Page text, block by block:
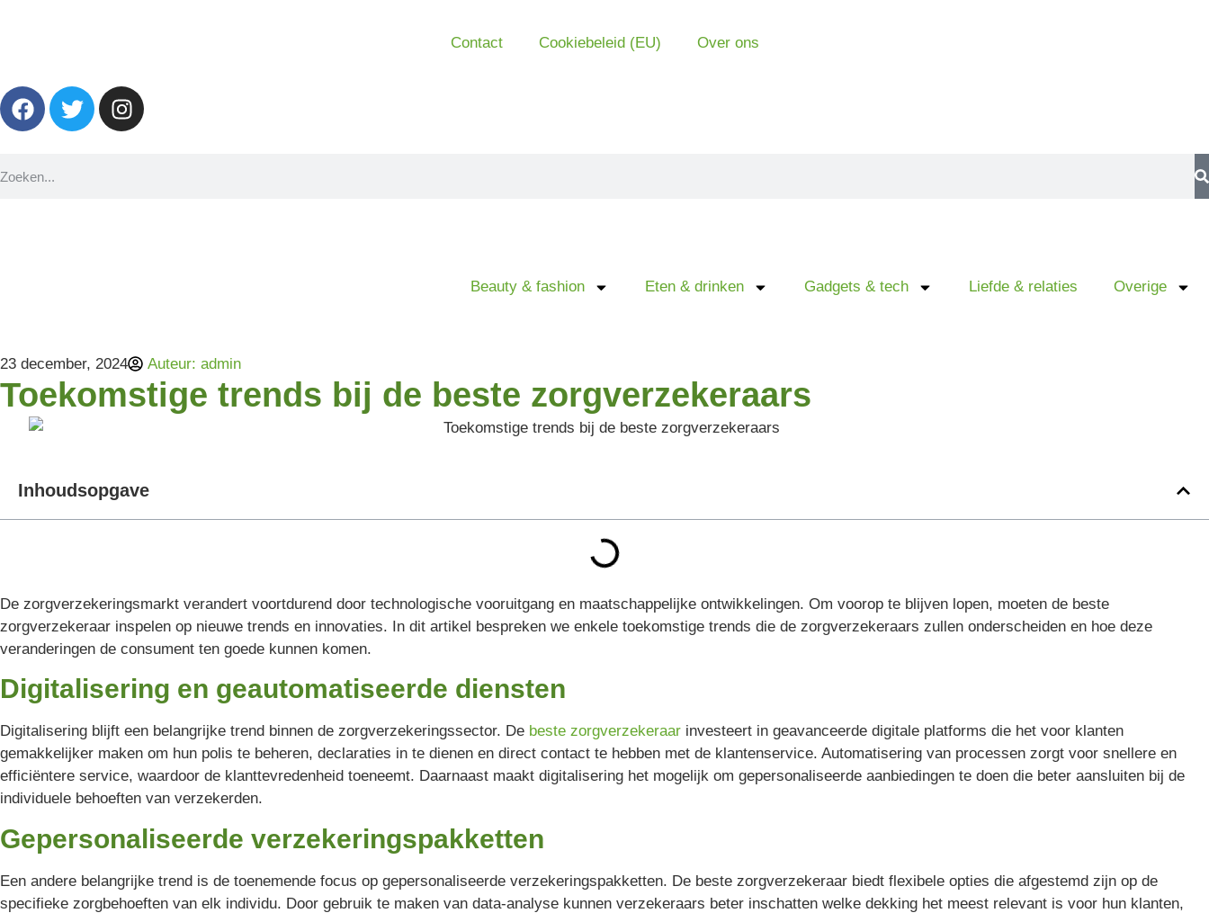
Contact Cookiebeleid (EU) Over ons
Beauty & fashion Eten & drinken Gadgets & tech Liefde & relaties Overige
23 december, 2024 Auteur: admin
Toekomstige trends bij de beste zorgverzekeraars
Inhoudsopgave
De zorgverzekeringsmarkt verandert voortdurend door technologische vooruitgang en maatschappelijke ontwikkelingen. Om voorop te blijven lopen, moeten de beste
zorgverzekeraar inspelen op nieuwe trends en innovaties. In dit artikel bespreken we enkele toekomstige trends die de zorgverzekeraars zullen onderscheiden en hoe deze
veranderingen de consument ten goede kunnen komen.
Digitalisering en geautomatiseerde diensten
Digitalisering blijft een belangrijke trend binnen de zorgverzekeringssector. De beste zorgverzekeraar investeert in geavanceerde digitale platforms die het voor klanten
gemakkelijker maken om hun polis te beheren, declaraties in te dienen en direct contact te hebben met de klantenservice. Automatisering van processen zorgt voor snellere en
efficiëntere service, waardoor de klanttevredenheid toeneemt. Daarnaast maakt digitalisering het mogelijk om gepersonaliseerde aanbiedingen te doen die beter aansluiten bij de
individuele behoeften van verzekerden.
Gepersonaliseerde verzekeringspakketten
Een andere belangrijke trend is de toenemende focus op gepersonaliseerde verzekeringspakketten. De beste zorgverzekeraar biedt flexibele opties die afgestemd zijn op de
specifieke zorgbehoeften van elk individu. Door gebruik te maken van data-analyse kunnen verzekeraars beter inschatten welke dekking het meest relevant is voor hun klanten,